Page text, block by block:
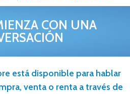
CON UNA
está disponible para hablar
venta o renta a través de